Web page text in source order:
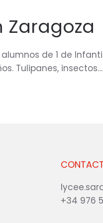
en
Zaragoza
de 1 de
Tulipanes, insectos…
+34 976